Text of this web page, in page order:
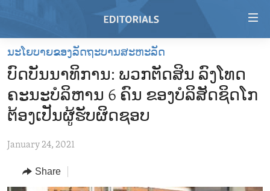
Skip
main
content
Skip
to
main
Navigation
to
HOME
RADIO
AFRICA
AMERICAS
TOPICS
HUMAN RIGHTS
ARCHIVE
ນະໂຍບາຍຂອງລັດຖະບານສະຫະລັດ
ບົດບັນນາທິການ: ພວກຕັດສິນ ລົງໂທດ
ຄະນະບໍລິຫານ 6 ຄົນ ຂອງບໍລິສັດຊິດໂກ
ຕ້ອງເປັນຜູ້ຮັບຜິດຊອບ
January 24, 2021
Share